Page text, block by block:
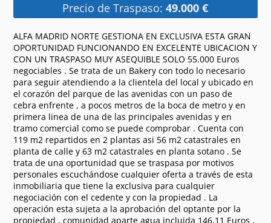
Precio de Traspaso:49.000 €
ALFA MADRID NORTE GESTIONA EN EXCLUSIVA ESTA GRAN
OPORTUNIDAD FUNCIONANDO EN EXCELENTE UBICACION Y
CON UN TRASPASO MUY ASEQUIBLE SOLO 55.000 Euros
negociables . Se trata de un Bakery con todo lo necesario
para seguir atendiendo a la clientela del local y ubicado en
el corazón del parque de las avenidas con un paso de
cebra enfrente , a pocos metros de la boca de metro y en
primera linea de una de las principales avenidas y en
tramo comercial como se puede comprobar . Cuenta con
119 m2 repartidos en 2 plantas asi 56 m2 catastrales en
planta de calle y 63 m2 catastrales en planta sotano . Se
trata de una oportunidad que se traspasa por motivos
personales escuchándose cualquier oferta a través de esta
inmobiliaria que tiene la exclusiva para cualquier
negociación con el cedente y con la propiedad . La
operación esta sujeta a la aprobación del optante por la
propiedad , comunidad aparte agua incluida 146,11 Euros .